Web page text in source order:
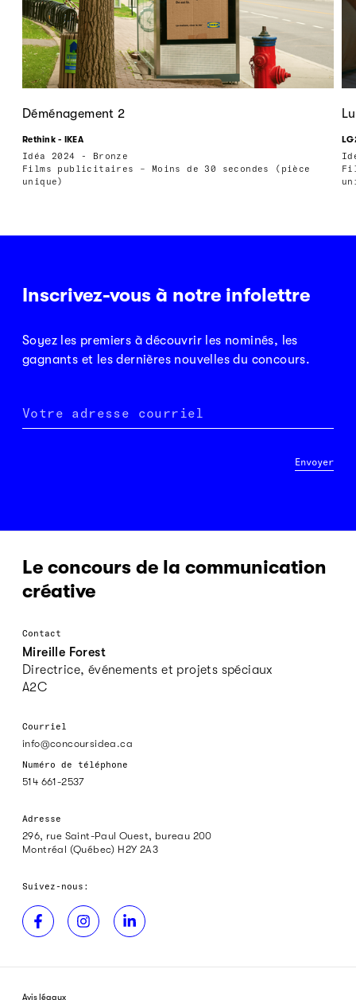
Déménagement 2
Rethink - IKEA
Idéa 2024 - Bronze
Films publicitaires – Moins de 30 secondes (pièce
unique)
Inscrivez-vous à notre infolettre
Soyez les premiers à découvrir les nominés, les
gagnants et les dernières nouvelles du concours.
Votre adresse courriel
Envoyer
Le concours de la communication
créative
Contact
Mireille Forest
Directrice, événements et projets spéciaux
A2C
Courriel
info@concoursidea.ca
Numéro de téléphone
514 661-2537
Adresse
296, rue Saint-Paul Ouest, bureau 200
Montréal (Québec) H2Y 2A3
Suivez-nous:
Avis légaux